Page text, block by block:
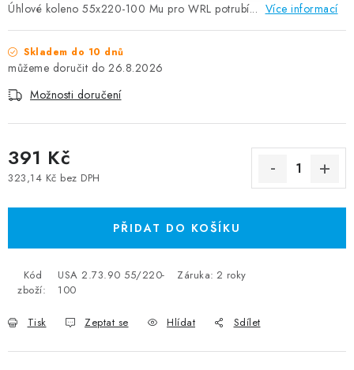
Úhlové koleno 55x220-100 Mu pro WRL potrubí... Více informací
Skladem do 10 dnů
26.8.2026
Možnosti doručení
391 Kč
323,14 Kč bez DPH
PŘIDAT DO KOŠÍKU
Kód
zboží:
USA 2.73.90 55/220-
100
Záruka: 2 roky
Tisk Zeptat se Hlídat Sdílet